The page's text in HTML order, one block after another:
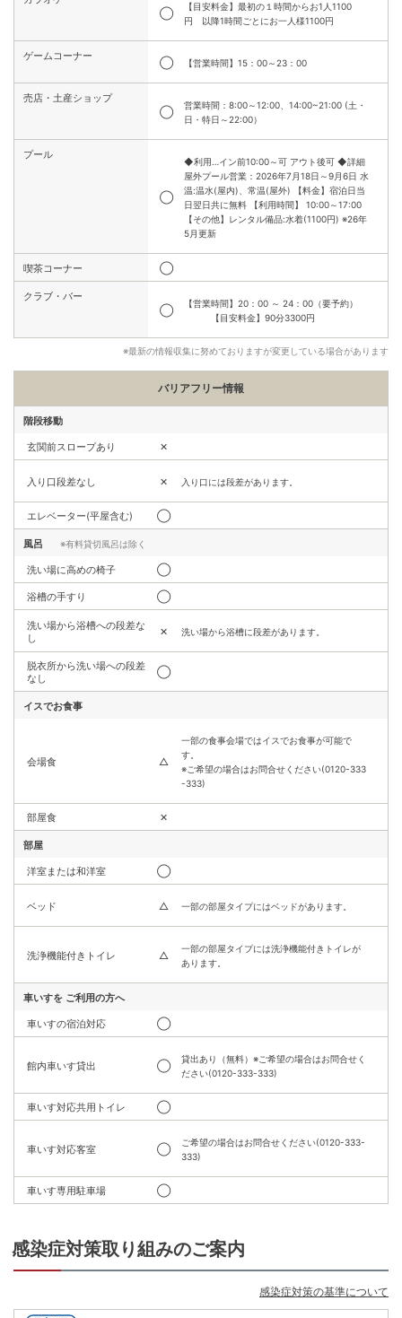
◯
【目安料金】最初の１時間からお1人1100
円 以降1時間ごとにお一人様1100円
ゲームコーナー
◯ 【営業時間】15：00～23：00
売店・土産ショップ
◯
営業時間：8:00～12:00、14:00~21:00 (土・
日・特日～22:00）
プール
◯
◆利用…イン前10:00～可 アウト後可 ◆詳細
屋外プール営業：2026年7月18日～9月6日 水
温:温水(屋内)、常温(屋外) 【料金】宿泊日当
日翌日共に無料 【利用時間】 10:00～17:00
【その他】レンタル備品:水着(1100円) ※26年
5月更新
喫茶コーナー ◯
クラブ・バー
◯
【営業時間】20：00 ～ 24：00（要予約）
【目安料金】90分3300円
※最新の情報収集に努めておりますが変更している場合があります
バリアフリー情報
階段移動
玄関前スロープあり ✕
入り口段差なし ✕ 入り口には段差があります。
エレベーター(平屋含む) ◯
風呂 ※有料貸切風呂は除く
洗い場に高めの椅子 ◯
浴槽の手すり ◯
洗い場から浴槽への段差な
し
✕ 洗い場から浴槽に段差があります。
脱衣所から洗い場への段差
なし
◯
イスでお食事
会場食 △
一部の食事会場ではイスでお食事が可能で
す。
※ご希望の場合はお問合せください(0120-333
-333)
部屋食 ✕
部屋
洋室または和洋室 ◯
ベッド △ 一部の部屋タイプにはベッドがあります。
洗浄機能付きトイレ △
一部の部屋タイプには洗浄機能付きトイレが
あります。
車いすを ご利用の方へ
車いすの宿泊対応 ◯
館内車いす貸出 ◯
貸出あり（無料）※ご希望の場合はお問合せく
ださい(0120-333-333)
車いす対応共用トイレ ◯
車いす対応客室 ◯
ご希望の場合はお問合せください(0120-333-
333)
車いす専用駐車場 ◯
感染症対策取り組みのご案内
感染症対策の基準について